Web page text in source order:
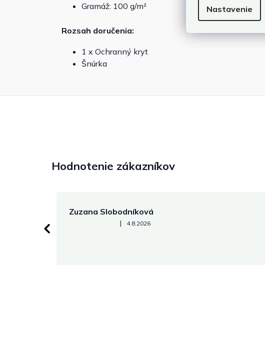
Nastavenie
Gramáž: 100 g/m²
Rozsah doručenia:
1 x Ochranný kryt
Šnúrka
Hodnotenie zákazníkov
Zuzana Slobodníková
Hodnotenie obchodu je 5 z 5 hviezdičiek.
| 4.8.2026